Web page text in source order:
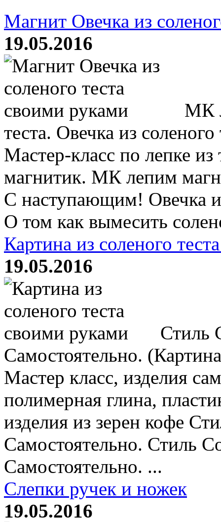
Магнит Овечка из
19.05.2016
МК
теста. Овечка из
Мастер-класс по лепке
магнитик. МК лепим
С наступающим! Овечка
О том как вымесить
Картина из соленого
19.05.2016
Стиль
Самостоятельно.
Мастер класс, изделия
полимерная глина,
изделия из зерен кофе
Самостоятельно. Стиль
Самостоятельно. ...
Слепки ручек и ножек
19.05.2016